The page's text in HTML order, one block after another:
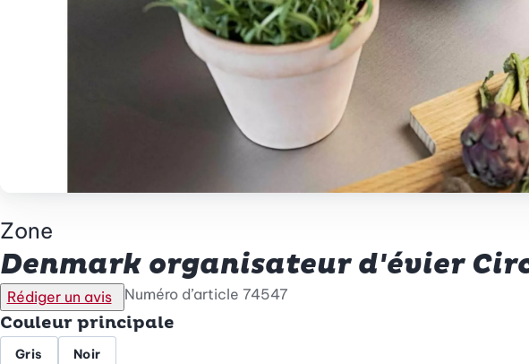
Zone
Denmark organisateur d'évier
Rédiger un avis Numéro d’article 74547
Couleur principale
Gris Noir